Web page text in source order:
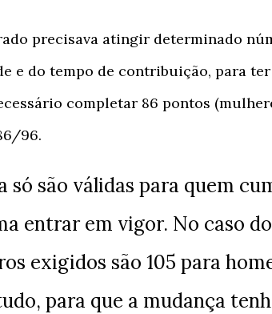
precisava atingir determinado
e do tempo de contribuição, para
completar 86 pontos
96.
só são válidas para quem
entrar em vigor. No caso
exigidos são 105 para
para que a mudança